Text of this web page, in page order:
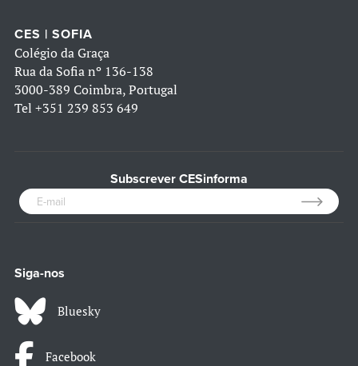
CES | SOFIA
Colégio da Graça
Rua da Sofia nº 136-138
3000-389 Coimbra, Portugal
Tel +351 239 853 649
Subscrever CESinforma
Siga-nos
Bluesky
Facebook